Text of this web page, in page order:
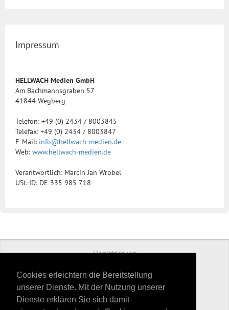
Cookies erleichtern die Bereitstellung
unserer Dienste. Mit der Nutzung unserer
Dienste erklären Sie sich damit
Impressum
HELLWACH Medien GmbH
Am Bachmannsgraben 57
41844 Wegberg
Telefon: +49 (0) 2434 / 8003845
Telefax: +49 (0) 2434 / 8003847
E-Mail: info@hellwach-medien.de
Web: www.hellwach-medien.de
Verantwortlich: Marcin Jan Wrobel
USt.-ID: DE 335 985 718
Registrierung
Preise
Kontakt
Datenschutz